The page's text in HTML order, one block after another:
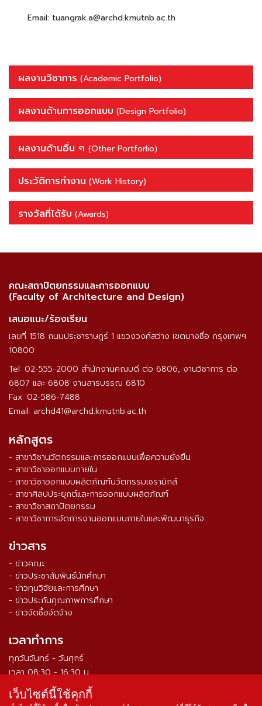
Email: tuangrak.a@archd.kmutnb.ac.th
ผลงานวิชาการ (Academic Portfolio)
ผลงานด้านการออกแบบ (Design Portfolio)
ผลงานด้านอื่น ๆ (Other Portforlio)
ประวัติการทำงาน (Work History)
รางวัลที่ได้รับ (Awards)
คณะสถาปัตยกรรมและการออกแบบ
(Faculty of Architecture and Design)
เสนอแนะ/ร้องเรียน
เลขที่ 1518 ถนนประชาราษฎร์ 1 แขวงวงศ์สว่าง เขตบางซื่อ กรุงเทพฯ
10800
Tel: 02-555-2000 สำนักงานคณบดี ต่อ 6806, งานวิชาการ ต่อ
6807 และ 6808 งานสารบรรณ 6810
Fax: 02-586-7488
Email: archd41@archd.kmutnb.ac.th
หลักสูตร
- สาขาวิชานวัตกรรมและการออกแบบเพื่อความยั่งยืน
- สาขาวิชาออกแบบภายใน
- สาขาวิชาออกแบบผลิตภัณฑ์นวัตกรรมเซรามิกส์
- สาขาศิลปประยุกต์และการออกแบบผลิตภัณฑ์
- สาขาวิชาสถาปัตยกรรม
- สาขาวิชาการจัดการงานออกแบบภายในและพัฒนาธุรกิจ
ข่าวสาร
- ข่าวคณะ
- ข่าวประชาสัมพันธ์นักศึกษา
- ข่าวทุนวิจัยและการศึกษา
- ข่าวประกันคุณภาพการศึกษา
- ข่าวจัดซื้อจัดจ้าง
เวลาทำการ
ทุกวันจันทร์ - วันศุกร์
เวลา 08:30 - 16:30 น.
3 3 9 8
เว็บไซต์นี้ใช้คุกกี้